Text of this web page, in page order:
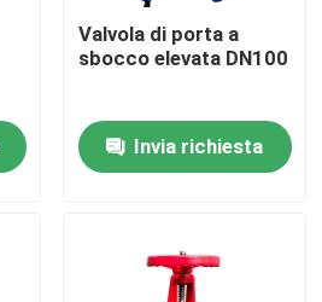
Valvola di porta a
sbocco elevata DN100
Invia richiesta